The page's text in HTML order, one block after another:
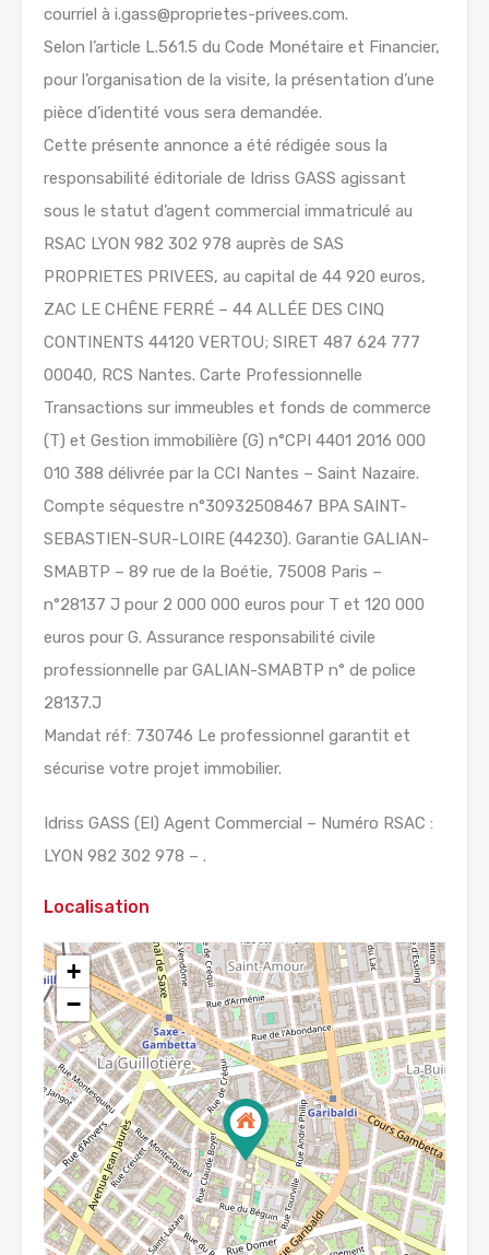
courriel à i.gass@proprietes-privees.com.
Selon l’article L.561.5 du Code Monétaire et Financier,
pour l’organisation de la visite, la présentation d’une
pièce d’identité vous sera demandée.
Cette présente annonce a été rédigée sous la
responsabilité éditoriale de Idriss GASS agissant
sous le statut d’agent commercial immatriculé au
RSAC LYON 982 302 978 auprès de SAS
PROPRIETES PRIVEES, au capital de 44 920 euros,
ZAC LE CHÊNE FERRÉ – 44 ALLÉE DES CINQ
CONTINENTS 44120 VERTOU; SIRET 487 624 777
00040, RCS Nantes. Carte Professionnelle
Transactions sur immeubles et fonds de commerce
(T) et Gestion immobilière (G) n°CPI 4401 2016 000
010 388 délivrée par la CCI Nantes – Saint Nazaire.
Compte séquestre n°30932508467 BPA SAINT-
SEBASTIEN-SUR-LOIRE (44230). Garantie GALIAN-
SMABTP – 89 rue de la Boétie, 75008 Paris –
n°28137 J pour 2 000 000 euros pour T et 120 000
euros pour G. Assurance responsabilité civile
professionnelle par GALIAN-SMABTP n° de police
28137.J
Mandat réf: 730746 Le professionnel garantit et
sécurise votre projet immobilier.
Idriss GASS (EI) Agent Commercial – Numéro RSAC :
LYON 982 302 978 – .
Localisation
+
−